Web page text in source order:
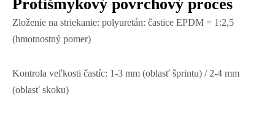
Protišmykový povrchový proces
Zloženie na striekanie: polyuretán: častice EPDM = 1:2,5
(hmotnostný pomer)
Kontrola veľkosti častíc: 1-3 mm (oblasť šprintu) / 2-4 mm
(oblasť skoku)